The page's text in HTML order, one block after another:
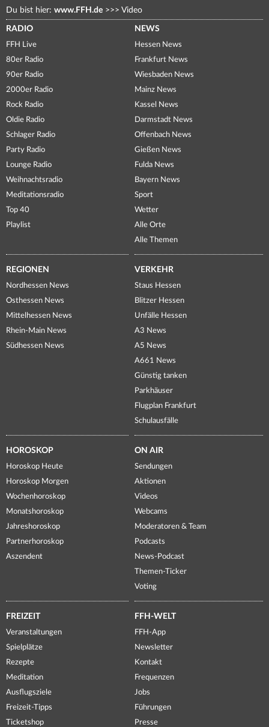
Du bist hier: www.FFH.de >>> Video
RADIO
FFH Live
80er Radio
90er Radio
2000er Radio
Rock Radio
Oldie Radio
Schlager Radio
Party Radio
Lounge Radio
Weihnachtsradio
Meditationsradio
Top 40
Playlist
NEWS
Hessen News
Frankfurt News
Wiesbaden News
Mainz News
Kassel News
Darmstadt News
Offenbach News
Gießen News
Fulda News
Bayern News
Sport
Wetter
Alle Orte
Alle Themen
REGIONEN
Nordhessen News
Osthessen News
Mittelhessen News
Rhein-Main News
Südhessen News
VERKEHR
Staus Hessen
Blitzer Hessen
Unfälle Hessen
A3 News
A5 News
A661 News
Günstig tanken
Parkhäuser
Flugplan Frankfurt
Schulausfälle
HOROSKOP
Horoskop Heute
Horoskop Morgen
Wochenhoroskop
Monatshoroskop
Jahreshoroskop
Partnerhoroskop
Aszendent
ON AIR
Sendungen
Aktionen
Videos
Webcams
Moderatoren & Team
Podcasts
News-Podcast
Themen-Ticker
Voting
FREIZEIT
Veranstaltungen
Spielplätze
Rezepte
Meditation
Ausflugsziele
Freizeit-Tipps
Ticketshop
FFH-WELT
FFH-App
Newsletter
Kontakt
Frequenzen
Jobs
Führungen
Presse